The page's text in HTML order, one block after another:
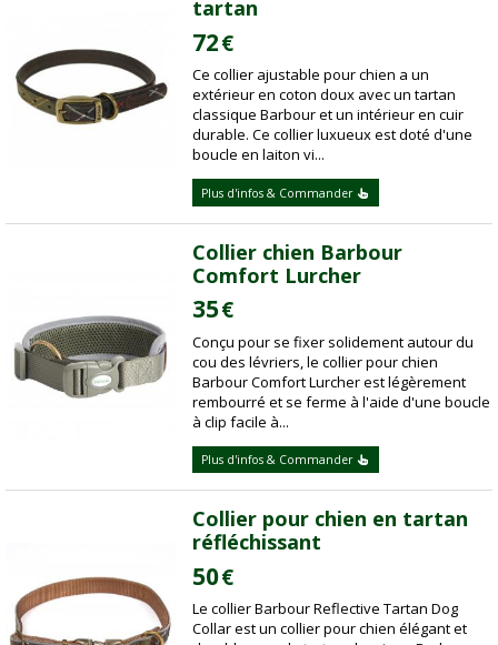
tartan
72€
Ce collier ajustable pour chien a un
extérieur en coton doux avec un tartan
classique Barbour et un intérieur en cuir
durable. Ce collier luxueux est doté d'une
boucle en laiton vi...
Plus d'infos & Commander
Collier chien Barbour
Comfort Lurcher
35€
Conçu pour se fixer solidement autour du
cou des lévriers, le collier pour chien
Barbour Comfort Lurcher est légèrement
rembourré et se ferme à l'aide d'une boucle
à clip facile à...
Plus d'infos & Commander
Collier pour chien en tartan
réfléchissant
50€
Le collier Barbour Reflective Tartan Dog
Collar est un collier pour chien élégant et